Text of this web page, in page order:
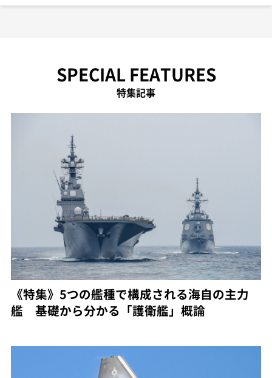
SPECIAL FEATURES
特集記事
《特集》5つの艦種で構成される海自の主力
艦 基礎から分かる「護衛艦」概論